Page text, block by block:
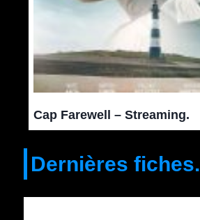
Cap Farewell – Streaming.
Dernières fiches.